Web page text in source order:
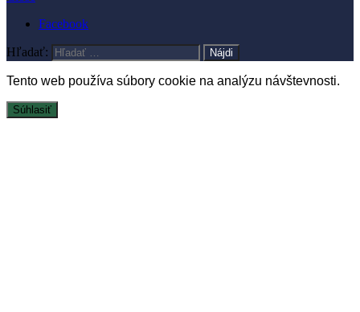
Facebook
Hľadať:
Tento web používa súbory cookie na analýzu návštevnosti.
Súhlasiť